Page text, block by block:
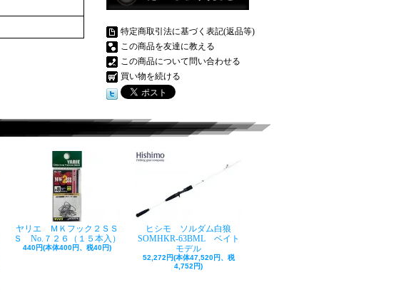
特定商取引法に基づく表記(返品等)
この商品を友達に教える
この商品について問い合わせる
買い物を続ける
ヤリエ ＭＫフック２ＳＳ
Ｓ No.７２６（１５本入）
440円(本体400円、税40円)
ヒシモ ソルダム白狼
SOMHKR-63BML ベイト
モデル
52,272円(本体47,520円、税
4,752円)